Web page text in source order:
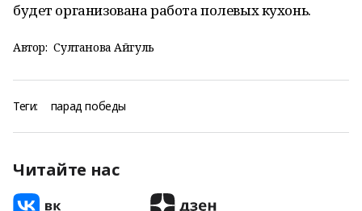
будет организована работа полевых кухонь.
Автор: Султанова Айгуль
Теги: парад победы
Читайте нас